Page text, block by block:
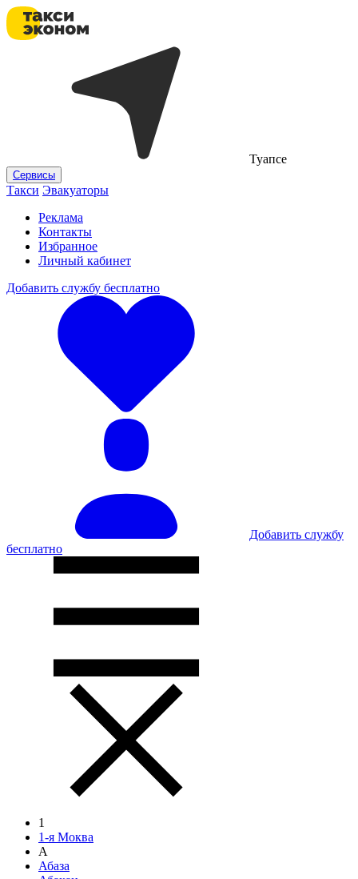
Туапсе
Сервисы
Такси Эвакуаторы
Реклама
Контакты
Избранное
Личный кабинет
Добавить службу бесплатно
Добавить службу
бесплатно
1
1-я Моква
А
Абаза